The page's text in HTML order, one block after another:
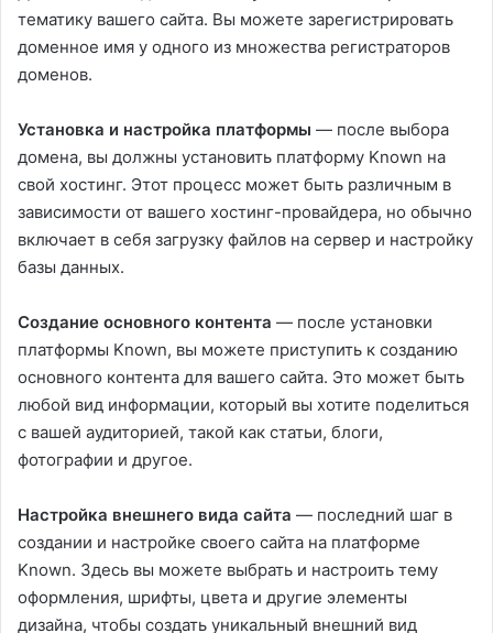
тематику вашего сайта. Вы можете зарегистрировать
доменное имя у одного из множества регистраторов
доменов.
Установка и настройка платформы — после выбора
домена, вы должны установить платформу Known на
свой хостинг. Этот процесс может быть различным в
зависимости от вашего хостинг-провайдера, но обычно
включает в себя загрузку файлов на сервер и настройку
базы данных.
Создание основного контента — после установки
платформы Known, вы можете приступить к созданию
основного контента для вашего сайта. Это может быть
любой вид информации, который вы хотите поделиться
с вашей аудиторией, такой как статьи, блоги,
фотографии и другое.
Настройка внешнего вида сайта — последний шаг в
создании и настройке своего сайта на платформе
Known. Здесь вы можете выбрать и настроить тему
оформления, шрифты, цвета и другие элементы
дизайна, чтобы создать уникальный внешний вид